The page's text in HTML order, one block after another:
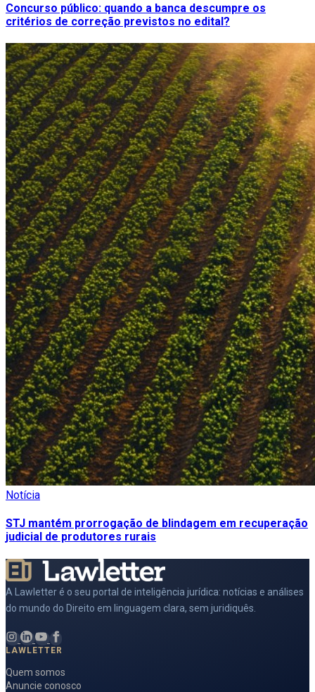
Concurso público: quando a banca descumpre os
critérios de correção previstos no edital?
Notícia
STJ mantém prorrogação de blindagem em recuperação
judicial de produtores rurais
A Lawletter é o seu portal de inteligência jurídica: notícias e análises
do mundo do Direito em linguagem clara, sem juridiquês.
LAWLETTER
Quem somos
Anuncie conosco